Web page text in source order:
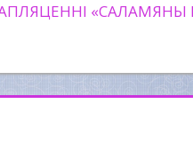
«САЛАМЯНЫ